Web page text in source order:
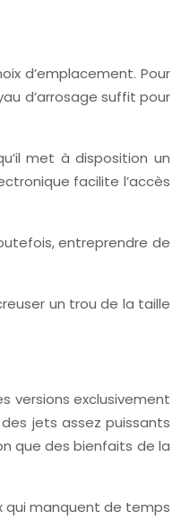
d’emplacement. Pour
d’arrosage suffit pour
met à disposition un
facilite l’accès
entreprendre de
un trou de la taille
versions exclusivement
jets assez puissants
que des bienfaits de la
qui manquent de temps